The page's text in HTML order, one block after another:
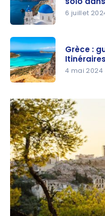
itinéraire
d’un
voyage en
solo dans
Cyclades
6 juillet
guide de
voyage en
Crète |
Itinéraires
et
Incontourn
ables
Grèce :
4 mai 2024